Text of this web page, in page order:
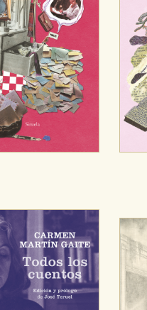
su experiencia de
no tenga que
socios publicitarios
información personal